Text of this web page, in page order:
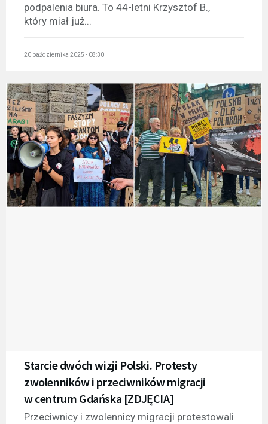
podpalenia biura. To 44-letni Krzysztof B.,
który miał już...
20 października 2025 - 08:30
Starcie dwóch wizji Polski. Protesty
zwolenników i przeciwników migracji
w centrum Gdańska [ZDJĘCIA]
Przeciwnicy i zwolennicy migracji protestowali